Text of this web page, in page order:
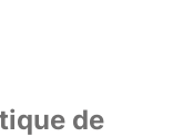
de